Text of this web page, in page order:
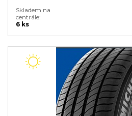
Skladem na
centrále:
6 ks